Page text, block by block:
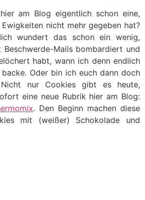
am Blog eigentlich schon eine,
nicht mehr gegeben hat?
wundert das schon ein wenig,
Mails bombardiert und
habt, wann ich denn endlich
Oder bin ich euch dann doch
Nicht nur Cookies gibt es heute,
eine neue Rubrik hier am Blog:
. Den Beginn machen diese
mit (weißer) Schokolade und